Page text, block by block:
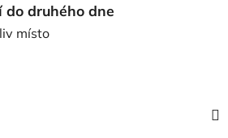
do druhého dne
místo